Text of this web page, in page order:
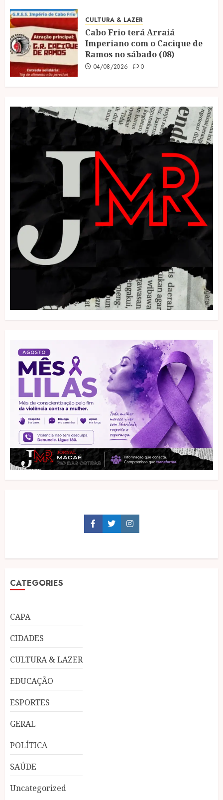
CULTURA & LAZER
Cabo Frio terá Arraiá
Imperiano com o Cacique de
Ramos no sábado (08)
04/08/2026 0
FacebookTwitterInstagram
CATEGORIES
CAPA
CIDADES
CULTURA & LAZER
EDUCAÇÃO
ESPORTES
GERAL
POLÍTICA
SAÚDE
Uncategorized